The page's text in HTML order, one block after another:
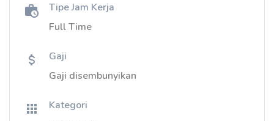
Tipe Jam Kerja
Full Time
Gaji
Gaji disembunyikan
Kategori